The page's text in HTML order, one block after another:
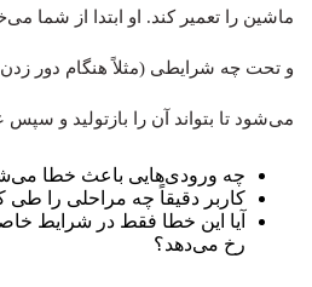
ماشین را تعمیر کند. او ابتدا از شما
و تحت چه شرایطی (مثلاً هنگام دور زدن
می‌شود تا بتواند آن را بازتولید و سپس
چه ورودی‌هایی باعث خطا
کاربر دقیقاً چه مراحلی را
آیا این خطا فقط در شرایط
رخ می‌دهد؟